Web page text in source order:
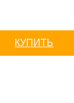
КУПИТЬ